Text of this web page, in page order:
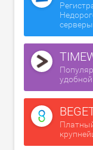
серверы